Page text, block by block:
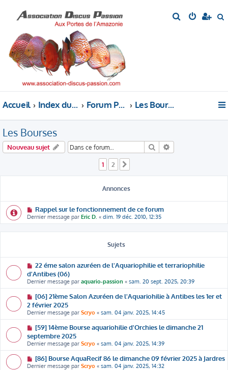
c
h
c
Accueil Index du forum Forum Public de l'ADP : L'entrée du local Les Bourses
Les Bourses
Nouveau sujet Rechercher
1 2
Annonces
Rappel sur le fonctionnement de ce forum
Dernier message par Eric D. « dim. 19 déc. 2010, 12:35
Sujets
22 éme salon azuréen de l'Aquariophilie et terrariophilie
d'Antibes (06)
Dernier message par aquario-passion « sam. 20 sept. 2025, 20:39
[06] 21ème Salon Azuréen de l'Aquariohilie à Antibes les 1er et
2 février 2025
Dernier message par Scryo « sam. 04 janv. 2025, 14:45
[59] 14ème Bourse aquariohilie d'Orchies le dimanche 21
septembre 2025
Dernier message par Scryo « sam. 04 janv. 2025, 14:39
[86] Bourse AquaRecif 86 le dimanche 09 février 2025 à Jardres
Dernier message par Scryo « sam. 04 janv. 2025, 14:32